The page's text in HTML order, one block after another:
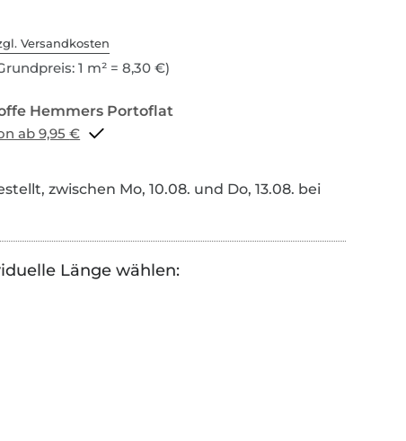
Versandkosten
1 m² = 8,30 €)
Portoflat schon ab 9,95 €
zwischen Mo, 10.08. und Do, 13.08. bei
Länge wählen: